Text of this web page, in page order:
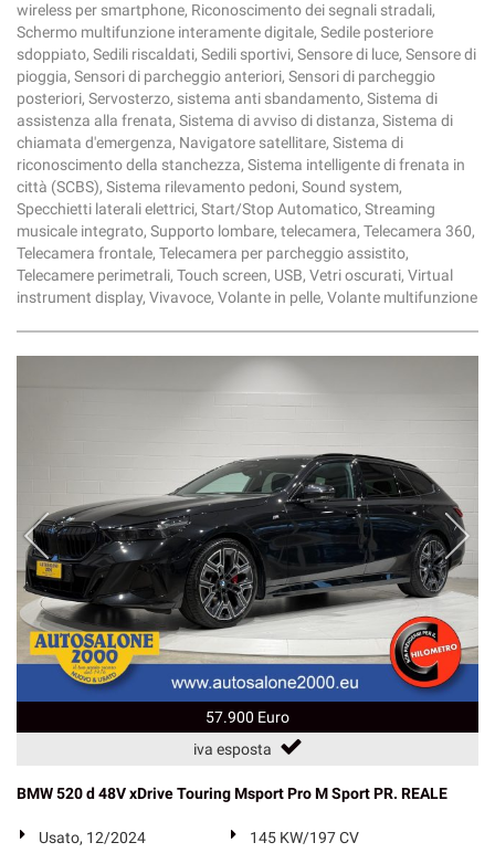
wireless per smartphone, Riconoscimento dei segnali stradali,
Schermo multifunzione interamente digitale, Sedile posteriore
sdoppiato, Sedili riscaldati, Sedili sportivi, Sensore di luce, Sensore di
pioggia, Sensori di parcheggio anteriori, Sensori di parcheggio
posteriori, Servosterzo, sistema anti sbandamento, Sistema di
assistenza alla frenata, Sistema di avviso di distanza, Sistema di
chiamata d'emergenza, Navigatore satellitare, Sistema di
riconoscimento della stanchezza, Sistema intelligente di frenata in
città (SCBS), Sistema rilevamento pedoni, Sound system,
Specchietti laterali elettrici, Start/Stop Automatico, Streaming
musicale integrato, Supporto lombare, telecamera, Telecamera 360,
Telecamera frontale, Telecamera per parcheggio assistito,
Telecamere perimetrali, Touch screen, USB, Vetri oscurati, Virtual
instrument display, Vivavoce, Volante in pelle, Volante multifunzione
57.900 Euro
iva esposta
BMW 520 d 48V xDrive Touring Msport Pro M Sport PR. REALE
Usato, 12/2024 145 KW/197 CV